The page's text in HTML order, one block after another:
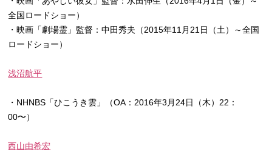
全国ロードショー）
・映画「劇場霊」監督：中田秀夫（2015年11月21日（土）～全国
ロードショー）
浅沼航平
・NHNBS「ひこうき雲」（OA：2016年3月24日（木）22：
00〜）
西山由希宏